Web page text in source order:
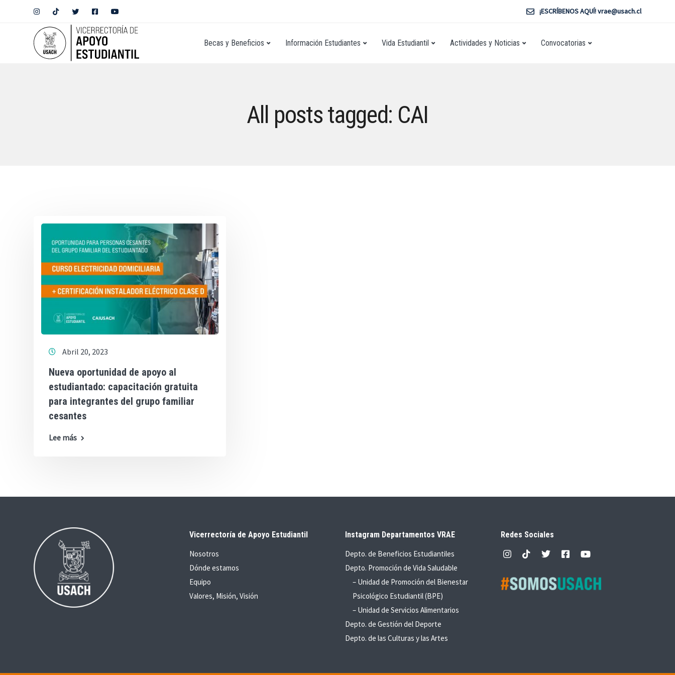
¡ESCRÍBENOS AQUÍ! vrae@usach.cl
Becas y Beneficios Información Estudiantes Vida Estudiantil Actividades y Noticias Convocatorias
All posts tagged: CAI
Abril 20, 2023
Nueva oportunidad de apoyo al
estudiantado: capacitación gratuita
para integrantes del grupo familiar
cesantes
Lee más
Vicerrectoría de Apoyo Estudiantil
Nosotros
Dónde estamos
Equipo
Valores, Misión, Visión
Instagram Departamentos VRAE
Depto. de Beneficios Estudiantiles
Depto. Promoción de Vida Saludable
– Unidad de Promoción del Bienestar
Psicológico Estudiantil (BPE)
– Unidad de Servicios Alimentarios
Depto. de Gestión del Deporte
Depto. de las Culturas y las Artes
Redes Sociales